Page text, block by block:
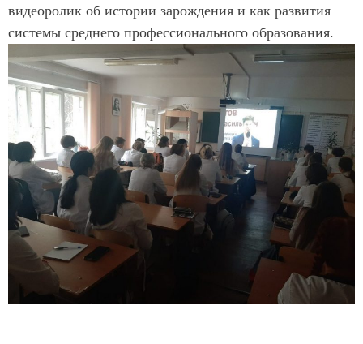
видеоролик об истории зарождения и как развития
системы среднего профессионального образования.